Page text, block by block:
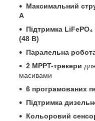
Максимальний
А
Підтримка
(48 В)
Паралельна
2 MPPT-трекери
масивами
6 програмованих
Підтримка
Кольоровий